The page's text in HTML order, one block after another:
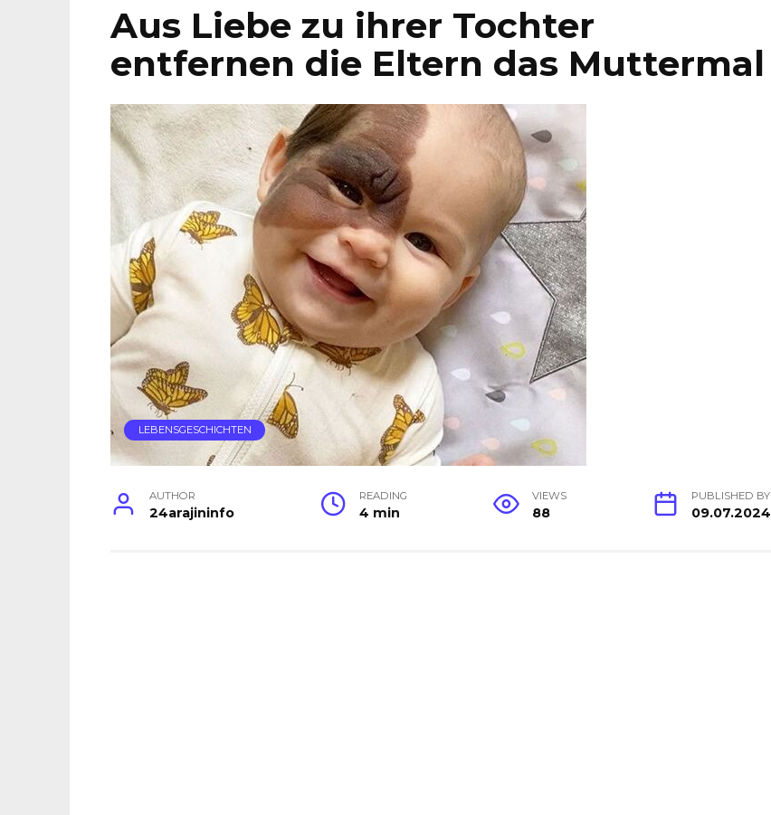
Aus Liebe zu ihrer Tochter
entfernen die Eltern das Muttermal
LEBENSGESCHICHTEN
AUTHOR
24arajininfo
READING
4 min
VIEWS
88
PUBLISHED BY
09.07.2024